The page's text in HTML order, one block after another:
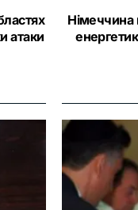
атаки
Німеччина